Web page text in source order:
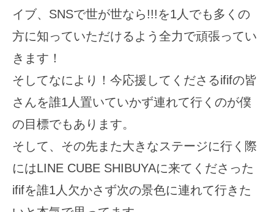
イブ、SNSで世が世なら!!!を1人でも多くの
方に知っていただけるよう全力で頑張ってい
きます！
そしてなにより！今応援してくださるififの皆
さんを誰1人置いていかず連れて行くのが僕
の目標でもあります。
そして、その先また大きなステージに行く際
にはLINE CUBE SHIBUYAに来てくださった
ififを誰1人欠かさず次の景色に連れて行きた